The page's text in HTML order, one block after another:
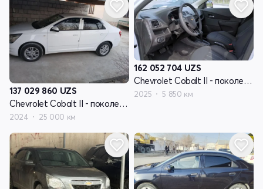
137 029 860 UZS
Chevrolet Cobalt II - поколение рестайлинг
2024 25 000 км
162 052 704 UZS
Chevrolet Cobalt II - поколение рестайлинг
2025 5 850 км